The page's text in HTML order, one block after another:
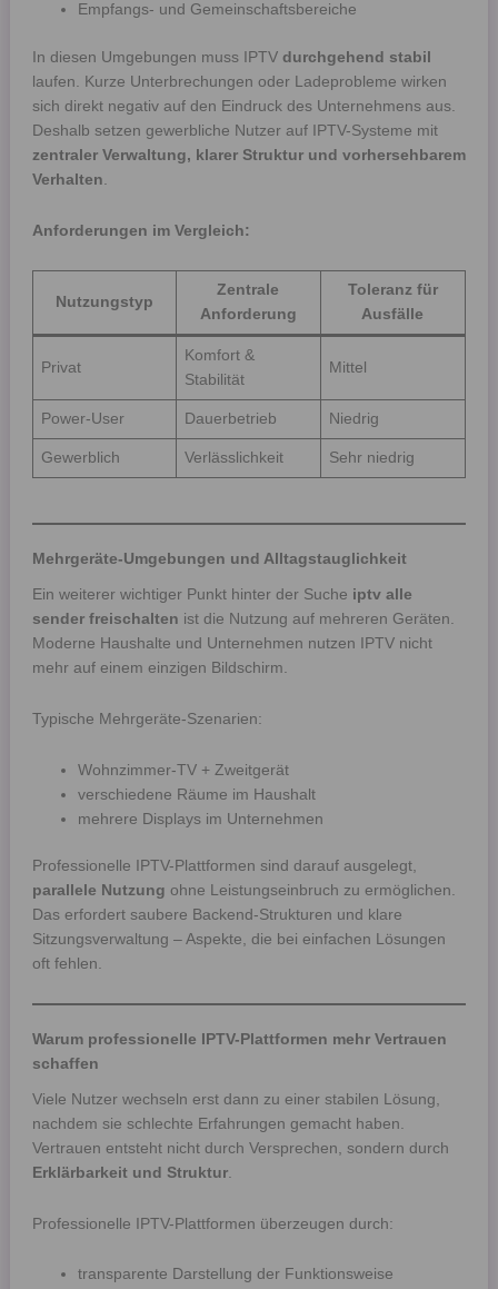
Empfangs- und Gemeinschaftsbereiche
In diesen Umgebungen muss IPTV durchgehend stabil
laufen. Kurze Unterbrechungen oder Ladeprobleme wirken
sich direkt negativ auf den Eindruck des Unternehmens aus.
Deshalb setzen gewerbliche Nutzer auf IPTV-Systeme mit
zentraler Verwaltung, klarer Struktur und vorhersehbarem
Verhalten
Anforderungen im Vergleich:
Nutzungstyp
Zentrale
Anforderung
Toleranz für
Ausfälle
Privat
Komfort &
Stabilität
Mittel
Power-User Dauerbetrieb Niedrig
Gewerblich Verlässlichkeit Sehr niedrig
Mehrgeräte-Umgebungen und Alltagstauglichkeit
Ein weiterer wichtiger Punkt hinter der Suche iptv alle
sender freischalten ist die Nutzung auf mehreren Geräten.
Moderne Haushalte und Unternehmen nutzen IPTV nicht
mehr auf einem einzigen Bildschirm.
Typische Mehrgeräte-Szenarien:
Wohnzimmer-TV + Zweitgerät
verschiedene Räume im Haushalt
mehrere Displays im Unternehmen
Professionelle IPTV-Plattformen sind darauf ausgelegt,
parallele Nutzung ohne Leistungseinbruch zu ermöglichen.
Das erfordert saubere Backend-Strukturen und klare
Sitzungsverwaltung – Aspekte, die bei einfachen Lösungen
oft fehlen.
Warum professionelle IPTV-Plattformen mehr Vertrauen
schaffen
Viele Nutzer wechseln erst dann zu einer stabilen Lösung,
nachdem sie schlechte Erfahrungen gemacht haben.
Vertrauen entsteht nicht durch Versprechen, sondern durch
Erklärbarkeit und Struktur.
Professionelle IPTV-Plattformen überzeugen durch:
transparente Darstellung der Funktionsweise